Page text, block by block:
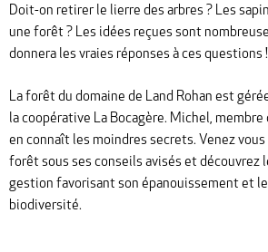
Doit-on retirer le lierre des arbres ? Les
une forêt ? Les idées reçues sont
donnera les vraies réponses à ces questions !
La forêt du domaine de Land Rohan est
la coopérative La Bocagère. Michel,
en connaît les moindres secrets. Venez
forêt sous ses conseils avisés et découvrez
gestion favorisant son épanouissement et
biodiversité.